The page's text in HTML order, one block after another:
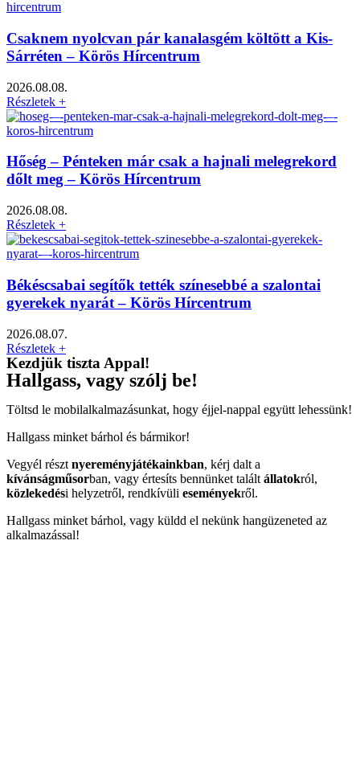
Csaknem nyolcvan pár kanalasgém költött a Kis-
Sárréten – Körös Hírcentrum
2026.08.08.
Részletek +
Hőség – Pénteken már csak a hajnali melegrekord
dőlt meg – Körös Hírcentrum
2026.08.08.
Részletek +
Békéscsabai segítők tették színesebbé a szalontai
gyerekek nyarát – Körös Hírcentrum
2026.08.07.
Részletek +
Kezdjük tiszta Appal!
Hallgass, vagy szólj be!
Töltsd le mobilalkalmazásunkat, hogy éjjel-nappal együtt lehessünk!
Hallgass minket bárhol és bármikor!
Vegyél részt nyereményjátékainkban, kérj dalt a
kívánságműsorban, vagy értesíts bennünket talált állatokról,
közlekedési helyzetről, rendkívüli eseményekről.
Hallgass minket bárhol, vagy küldd el nekünk hangüzeneted az
alkalmazással!